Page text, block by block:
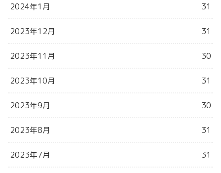
2024年1月 31
2023年12月 31
2023年11月 30
2023年10月 31
2023年9月 30
2023年8月 31
2023年7月 31